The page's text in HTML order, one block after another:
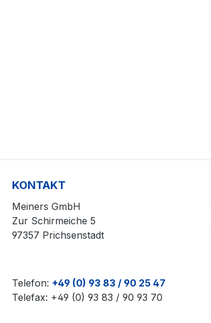
KONTAKT
Meiners GmbH
Zur Schirmeiche 5
97357 Prichsenstadt
Telefon: +49 (0) 93 83 / 90 25 47
Telefax: +49 (0) 93 83 / 90 93 70